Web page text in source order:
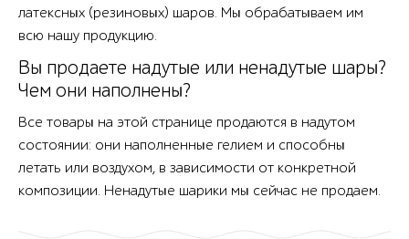
латексных (резиновых) шаров. Мы обрабатываем им
всю нашу продукцию.
Вы продаете надутые или ненадутые шары?
Чем они наполнены?
Все товары на этой странице продаются в надутом
состоянии: они наполненные гелием и способны
летать или воздухом, в зависимости от конкретной
композиции. Ненадутые шарики мы сейчас не продаем.